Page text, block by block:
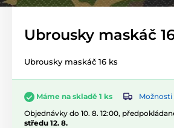
Ubrousky maskáč
Ubrousky maskáč 16 ks
Máme na skladě 1 ks
Možnosti
Objednávky do 10. 8. 12:00,
středu 12. 8.